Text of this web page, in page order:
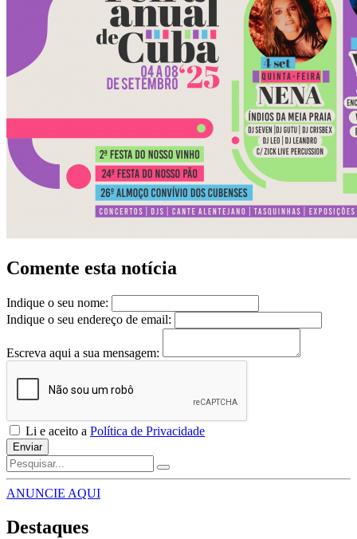
Comente esta notícia
Indique o seu nome:
Indique o seu endereço de email:
Escreva aqui a sua mensagem:
Li e aceito a Política de Privacidade
Enviar
ANUNCIE AQUI
Destaques